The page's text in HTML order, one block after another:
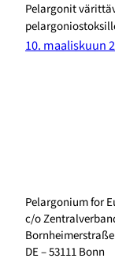
Pelargonit
10. maaliskuun
Pelargonium for
c/o
DE – 53111 Bonn